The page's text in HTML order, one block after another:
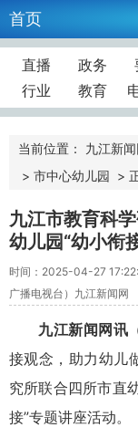
首页
直播 政务
行业
教育
当前位置： 九江新
> 市中心幼儿园 >
九江市教育科
幼儿园“幼小衔
时间：2025-04-27
广播电视台）九江新闻网
九江新闻网讯
接观念，助力幼儿
究所联合四所市直
接”专题讲座活动。